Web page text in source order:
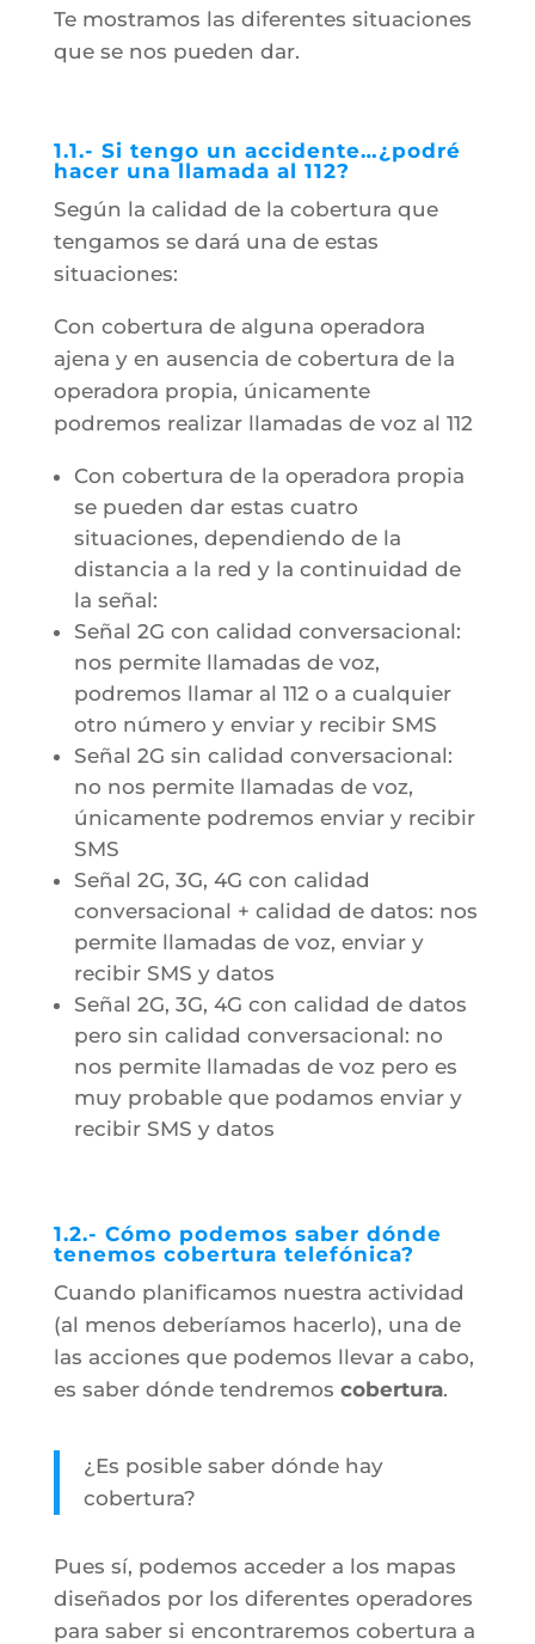
Te mostramos las diferentes situaciones
que se nos pueden dar.
1.1.- Si tengo un accidente…¿podré
hacer una llamada al 112?
Según la calidad de la cobertura que
tengamos se dará una de estas
situaciones:
Con cobertura de alguna operadora
ajena y en ausencia de cobertura de la
operadora propia, únicamente
podremos realizar llamadas de voz al 112
Con cobertura de la operadora propia
se pueden dar estas cuatro
situaciones, dependiendo de la
distancia a la red y la continuidad de
la señal:
Señal 2G con calidad conversacional:
nos permite llamadas de voz,
podremos llamar al 112 o a cualquier
otro número y enviar y recibir SMS
Señal 2G sin calidad conversacional:
no nos permite llamadas de voz,
únicamente podremos enviar y recibir
SMS
Señal 2G, 3G, 4G con calidad
conversacional + calidad de datos: nos
permite llamadas de voz, enviar y
recibir SMS y datos
Señal 2G, 3G, 4G con calidad de datos
pero sin calidad conversacional: no
nos permite llamadas de voz pero es
muy probable que podamos enviar y
recibir SMS y datos
1.2.- Cómo podemos saber dónde
tenemos cobertura telefónica?
Cuando planificamos nuestra actividad
(al menos deberíamos hacerlo), una de
las acciones que podemos llevar a cabo,
es saber dónde tendremos cobertura.
¿Es posible saber dónde hay
cobertura?
Pues sí, podemos acceder a los mapas
diseñados por los diferentes operadores
para saber si encontraremos cobertura a